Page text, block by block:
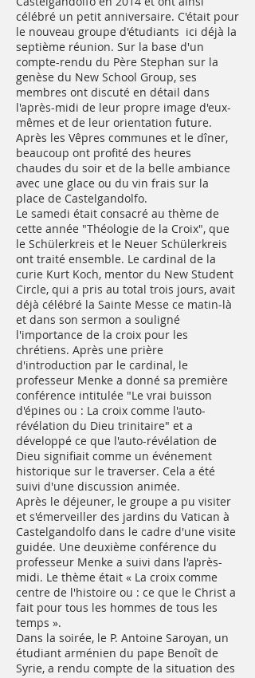
célébré un petit anniversaire. C'était pour
le nouveau groupe d'étudiants ici déjà la
septième réunion. Sur la base d'un
compte-rendu du Père Stephan sur la
genèse du New School Group, ses
membres ont discuté en détail dans
l'après-midi de leur propre image d'eux-
mêmes et de leur orientation future.
Après les Vêpres communes et le dîner,
beaucoup ont profité des heures
chaudes du soir et de la belle ambiance
avec une glace ou du vin frais sur la
place de Castelgandolfo.
Le samedi était consacré au thème de
cette année "Théologie de la Croix", que
le Schülerkreis et le Neuer Schülerkreis
ont traité ensemble. Le cardinal de la
curie Kurt Koch, mentor du New Student
Circle, qui a pris au total trois jours, avait
déjà célébré la Sainte Messe ce matin-là
et dans son sermon a souligné
l'importance de la croix pour les
chrétiens. Après une prière
d'introduction par le cardinal, le
professeur Menke a donné sa première
conférence intitulée "Le vrai buisson
d'épines ou : La croix comme l'auto-
révélation du Dieu trinitaire" et a
développé ce que l'auto-révélation de
Dieu signifiait comme un événement
historique sur le traverser. Cela a été
suivi d'une discussion animée.
Après le déjeuner, le groupe a pu visiter
et s'émerveiller des jardins du Vatican à
Castelgandolfo dans le cadre d'une visite
guidée. Une deuxième conférence du
professeur Menke a suivi dans l'après-
midi. Le thème était « La croix comme
centre de l'histoire ou : ce que le Christ a
fait pour tous les hommes de tous les
temps ».
Dans la soirée, le P. Antoine Saroyan, un
étudiant arménien du pape Benoît de
Syrie, a rendu compte de la situation des